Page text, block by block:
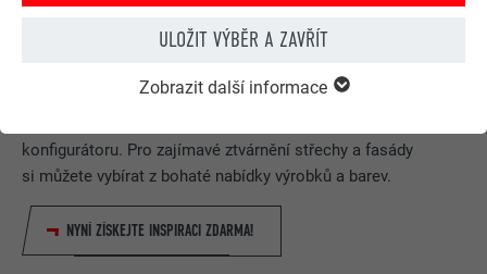
ULOŽIT VÝBĚR A ZAVŘÍT
Zobrazit další informace
PREFA konfigurátor střechy & fasády
konfigurátoru. Pro zajímavé ztvárnění střechy a fasády
si můžete vybírat z bohaté nabídky výrobků a barev.
NYNÍ ZÍSKEJTE INSPIRACI ZDARMA!